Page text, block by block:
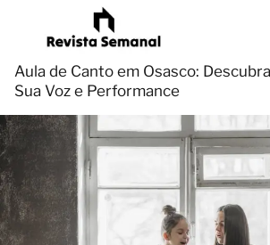
Aula de Canto em Osasco:
Sua Voz e Performance